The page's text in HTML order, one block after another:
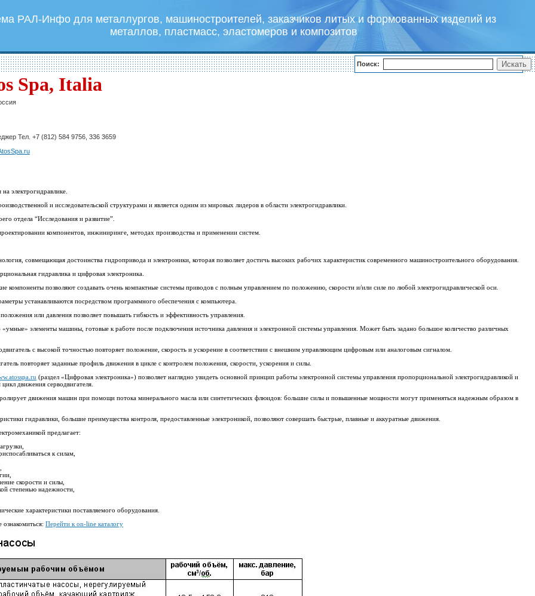
РАЛ-Инфо для металлургов, машиностроителей, заказчиков литых и формованных изделий из
металлов, пластмасс, эластомеров и композитов
Поиск:
Spa, Italia
Тел. +7 (812) 584 9756, 336 3659
электрогидравлике.
и исследовательской структурами и является одним из мировых лидеров в области электрогидравлики.
отдела “Исследования и развитие”.
компонентов, инжиниринге, методах производства и применении систем.
совмещающая достоинства гидропривода и электроники, которая позволяет достичь высоких рабочих характеристик современного машиностроительного оборудования.
гидравлика и цифровая электроника.
компоненты позволяют создавать очень компактные системы приводов с полным управлением по положению, скорости и/или силе по любой электрогидравлической оси.
устанавливаются посредством программного обеспечения с компьютера.
или давления позволяет повышать гибкость и эффективность управления.
элементы машины, готовые к работе после подключения источника давления и электронной системы управления. Может быть задано большое количество различных
с высокой точностью повторяет положение, скорость и ускорение в соответствии с внешним управляющим цифровым или аналоговым сигналом.
повторяет заданные профиль движения в цикле с контролем положения, скорости, ускорения и силы.
(раздел «Цифровая электроника») позволяет наглядно увидеть основной принцип работы электронной системы управления пропорциональной электрогидравликой и
движения серводвигателя.
движения машин при помощи потока минерального масла или синтетических флюидов: большие силы и повышенные мощности могут применяться надежным образом в
гидравлики, большие преимущества контроля, предоставленные электроникой, позволяют совершать быстрые, плавные и аккуратные движения.
предлагает:
к силам,
скорости и силы,
степенью надежности,
характеристики поставляемого оборудования.
Перейти к on-line каталогу